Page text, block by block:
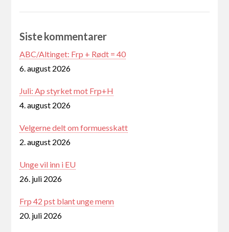
Siste kommentarer
ABC/Altinget: Frp + Rødt = 40
6. august 2026
Juli: Ap styrket mot Frp+H
4. august 2026
Velgerne delt om formuesskatt
2. august 2026
Unge vil inn i EU
26. juli 2026
Frp 42 pst blant unge menn
20. juli 2026